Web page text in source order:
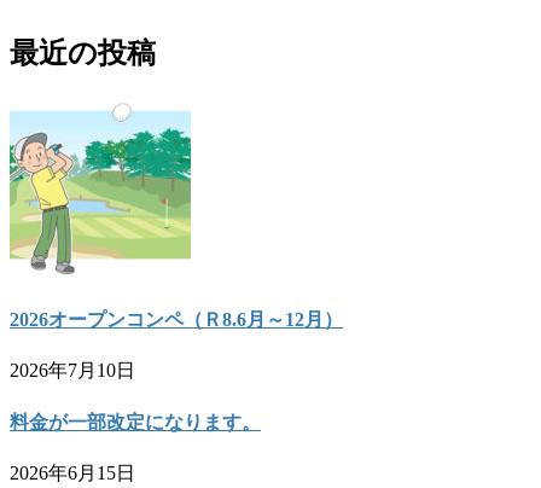
最近の投稿
2026オープンコンペ（Ｒ8.6月～12月）
2026年7月10日
料金が一部改定になります。
2026年6月15日